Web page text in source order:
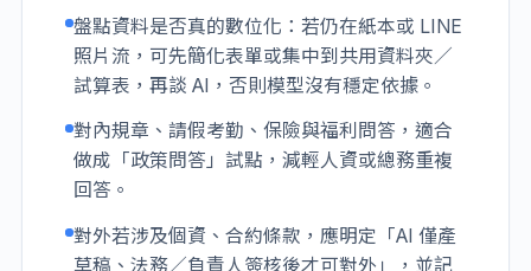
盤點資料是否真的數位化：若仍在紙本或 LINE
照片流，可先簡化表單或集中到共用資料夾／
試算表，再談 AI，否則模型沒有穩定依據。
對內規章、請假考勤、保險與福利問答，適合
做成「政策問答」試點，減輕人資或總務重複
回答。
對外若涉及個資、合約條款，應明定「AI 僅產
草稿、法務／負責人簽核後才可對外」，並記